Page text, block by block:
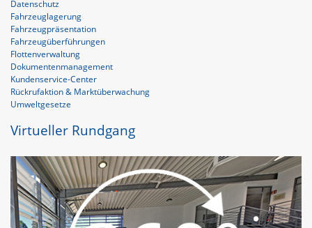
Datenschutz
Fahrzeuglagerung
Fahrzeugpräsentation
Fahrzeugüberführungen
Flottenverwaltung
Dokumentenmanagement
Kundenservice-Center
Rückrufaktion & Marktüberwachung
Umweltgesetze
Virtueller Rundgang